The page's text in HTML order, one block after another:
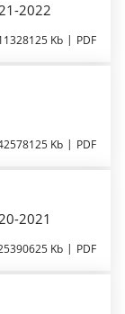
2022
Kb PDF
Kb PDF
2021
Kb PDF